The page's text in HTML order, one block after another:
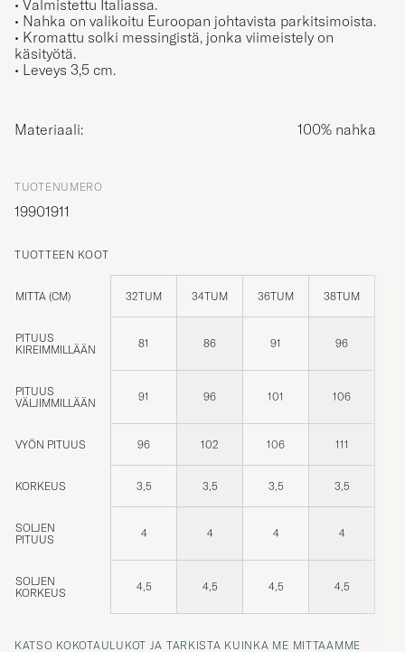
• Valmistettu Italiassa.
• Nahka on valikoitu Euroopan johtavista parkitsimoista.
• Kromattu solki messingistä, jonka viimeistely on
käsityötä.
• Leveys 3,5 cm.
Materiaali: 100% nahka
TUOTENUMERO
19901911
TUOTTEEN KOOT
MITTA (CM) 32TUM 34TUM 36TUM 38TUM
PITUUS
KIREIMMILLÄÄN
81 86 91 96
PITUUS
VÄLJIMMILLÄÄN
91 96 101 106
VYÖN PITUUS 96 102 106 111
KORKEUS 3,5 3,5 3,5 3,5
SOLJEN
PITUUS
4 4 4 4
SOLJEN
KORKEUS
4,5 4,5 4,5 4,5
KATSO KOKOTAULUKOT JA TARKISTA KUINKA ME MITTAAMME